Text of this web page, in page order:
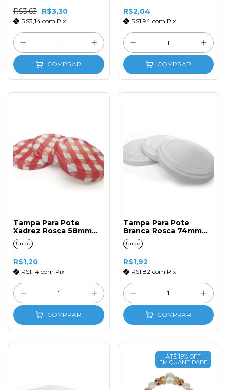
R$3,63 R$3,30
R$3,14 com Pix
COMPRAR
R$2,04
R$1,94 com Pix
COMPRAR
Tampa Para Pote
Xadrez Rosca 58mm
(1un)
Único
R$1,20
R$1,14 com Pix
COMPRAR
Tampa Para Pote
Branca Rosca 74mm
(1un)
Único
R$1,92
R$1,82 com Pix
COMPRAR
ATÉ 15% OFF
EM QUANTIDADE